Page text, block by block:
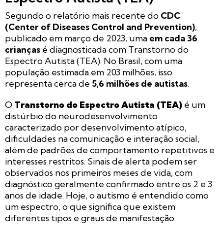
Segundo o relatório mais recente do CDC
(Center of Diseases Control and Prevention),
publicado em março de 2023, uma em cada 36
crianças é diagnosticada com Transtorno do
Espectro Autista (TEA). No Brasil, com uma
população estimada em 203 milhões, isso
representa cerca de 5,6 milhões de autistas.
O Transtorno do Espectro Autista (TEA) é um
distúrbio do neurodesenvolvimento
caracterizado por desenvolvimento atípico,
dificuldades na comunicação e interação social,
além de padrões de comportamento repetitivos e
interesses restritos. Sinais de alerta podem ser
observados nos primeiros meses de vida, com
diagnóstico geralmente confirmado entre os 2 e 3
anos de idade. Hoje, o autismo é entendido como
um espectro, o que significa que existem
diferentes tipos e graus de manifestação.